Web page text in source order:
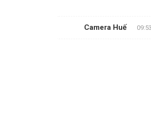
Camera Huế